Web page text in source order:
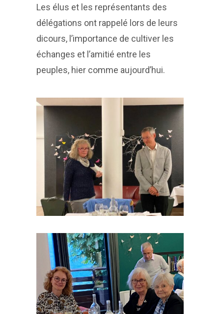
Les élus et les représentants des
délégations ont rappelé lors de leurs
dicours, l’importance de cultiver les
échanges et l’amitié entre les
peuples, hier comme aujourd’hui.